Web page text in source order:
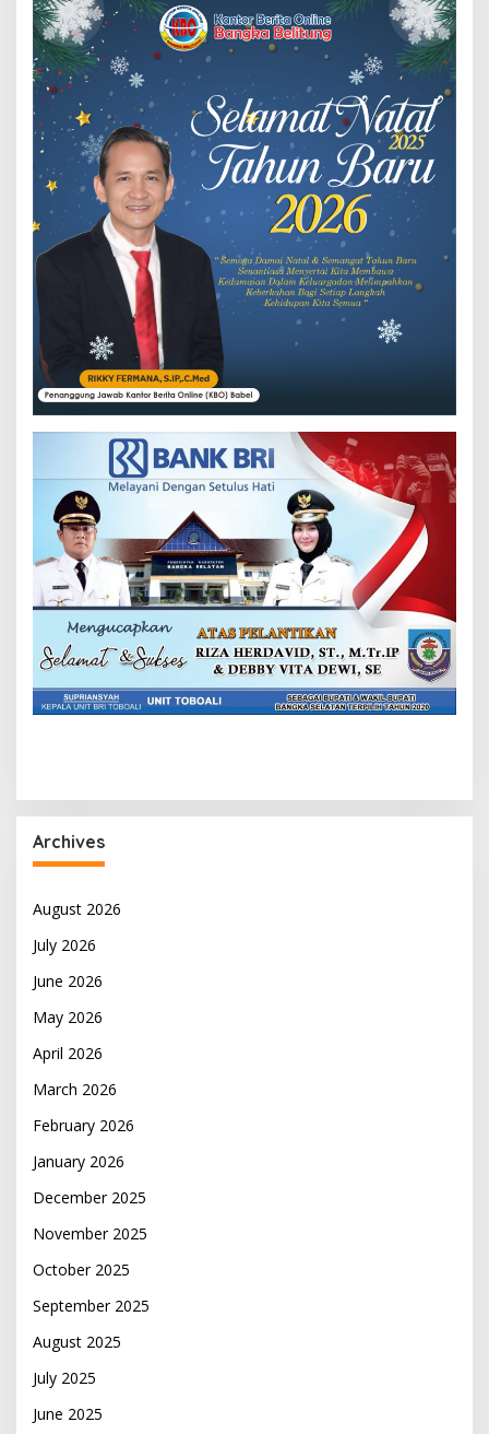
Archives
August 2026
July 2026
June 2026
May 2026
April 2026
March 2026
February 2026
January 2026
December 2025
November 2025
October 2025
September 2025
August 2025
July 2025
June 2025